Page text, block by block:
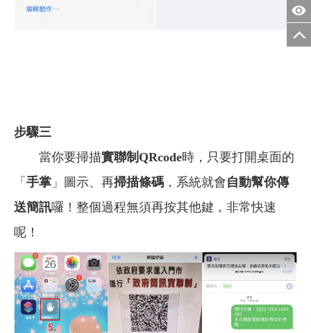
步驟三
當你要掃描實聯制QRcode時，只要打開桌面的
「 手掌 」圖示、再掃描條碼 ，系統就會自動幫你傳
送簡訊囉！整個過程無須再按其他鍵，非常快速
呢！